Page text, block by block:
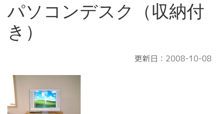
パソコンデスク（収納付
き）
更新日：2008-10-08